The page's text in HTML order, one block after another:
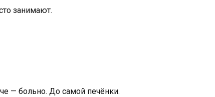
занимают.
— больно. До самой печёнки.